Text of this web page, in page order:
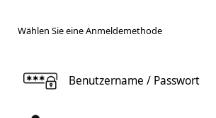
Wählen Sie eine Anmeldemethode
Benutzername / Passwort